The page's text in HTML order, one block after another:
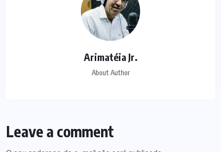
Arimatéia Jr.
About Author
Leave a comment